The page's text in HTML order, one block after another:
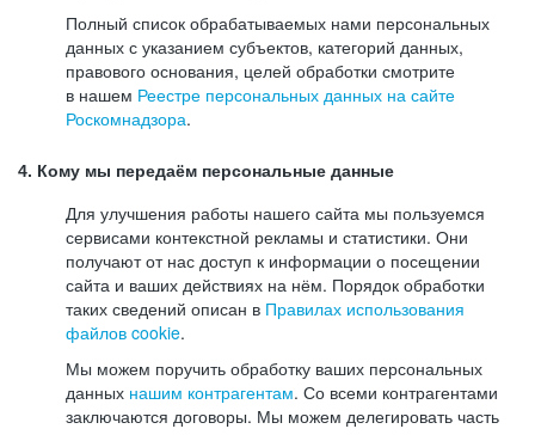
Полный список обрабатываемых нами персональных
данных с указанием субъектов, категорий данных,
правового основания, целей обработки смотрите
в нашем Реестре персональных данных на сайте
Роскомнадзора.
4. Кому мы передаём персональные данные
Для улучшения работы нашего сайта мы пользуемся
сервисами контекстной рекламы и статистики. Они
получают от нас доступ к информации о посещении
сайта и ваших действиях на нём. Порядок обработки
таких сведений описан в Правилах использования
файлов cookie.
Мы можем поручить обработку ваших персональных
данных нашим контрагентам. Со всеми контрагентами
заключаются договоры. Мы можем делегировать часть